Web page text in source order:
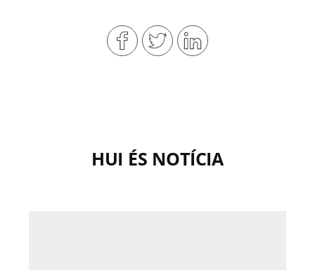
HUI ÉS NOTÍCIA